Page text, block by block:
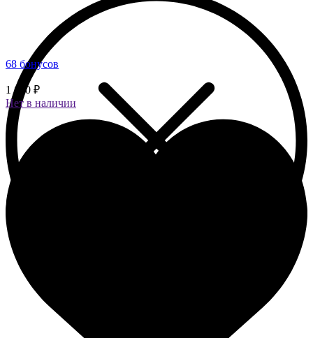
68 бонусов
1 690 ₽
Нет в наличии